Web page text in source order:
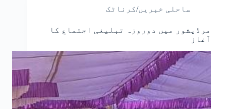
ساحلی خبریں/کرناٹک
مرڈیشور میں دوروزہ تبلیغی اجتماع کا
آغاز